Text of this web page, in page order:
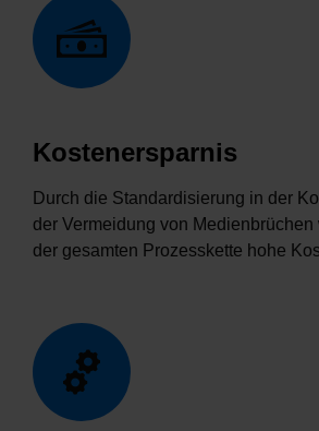
Kostenersparnis
Durch die Standardisierung in der
der Vermeidung von
der gesamten Prozesskette hohe